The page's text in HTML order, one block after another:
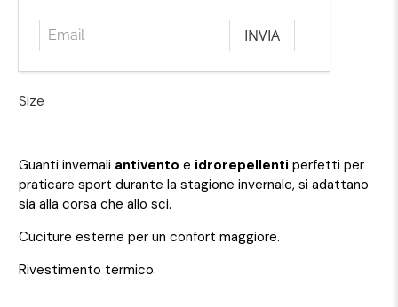
Size
Guanti invernali antivento e idrorepellenti perfetti per
praticare sport durante la stagione invernale, si adattano
sia alla corsa che allo sci.
Cuciture esterne per un confort maggiore.
Rivestimento termico.